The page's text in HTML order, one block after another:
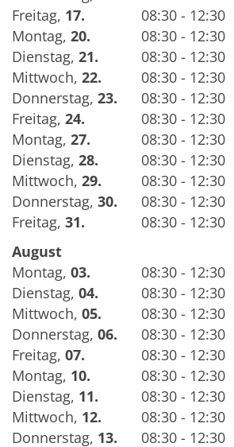
Freitag, 17.
08:30 - 12:30
Montag, 20.
08:30 - 12:30
Dienstag, 21.
08:30 - 12:30
Mittwoch, 22.
08:30 - 12:30
Donnerstag, 23.
08:30 - 12:30
Freitag, 24.
08:30 - 12:30
Montag, 27.
08:30 - 12:30
Dienstag, 28.
08:30 - 12:30
Mittwoch, 29.
08:30 - 12:30
Donnerstag, 30.
08:30 - 12:30
Freitag, 31.
08:30 - 12:30
August
Montag, 03.
08:30 - 12:30
Dienstag, 04.
08:30 - 12:30
Mittwoch, 05.
08:30 - 12:30
Donnerstag, 06.
08:30 - 12:30
Freitag, 07.
08:30 - 12:30
Montag, 10.
08:30 - 12:30
Dienstag, 11.
08:30 - 12:30
Mittwoch, 12.
08:30 - 12:30
Donnerstag, 13.
08:30 - 12:30